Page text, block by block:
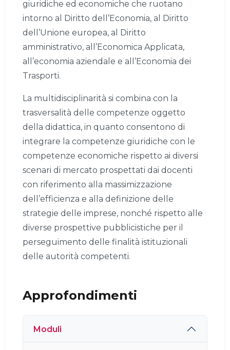
giuridiche ed economiche che ruotano
intorno al Diritto dell’Economia, al Diritto
dell’Unione europea, al Diritto
amministrativo, all’Economica Applicata,
all’economia aziendale e all’Economia dei
Trasporti.
La multidisciplinarità si combina con la
trasversalità delle competenze oggetto
della didattica, in quanto consentono di
integrare la competenze giuridiche con le
competenze economiche rispetto ai diversi
scenari di mercato prospettati dai docenti
con riferimento alla massimizzazione
dell’efficienza e alla definizione delle
strategie delle imprese, nonché rispetto alle
diverse prospettive pubblicistiche per il
perseguimento delle finalità istituzionali
delle autorità competenti.
Approfondimenti
Moduli